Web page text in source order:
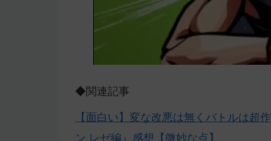
◆関連記事
【面白い】変な改悪は無くバトルは超
ン レゼ編』感想【微妙な点】